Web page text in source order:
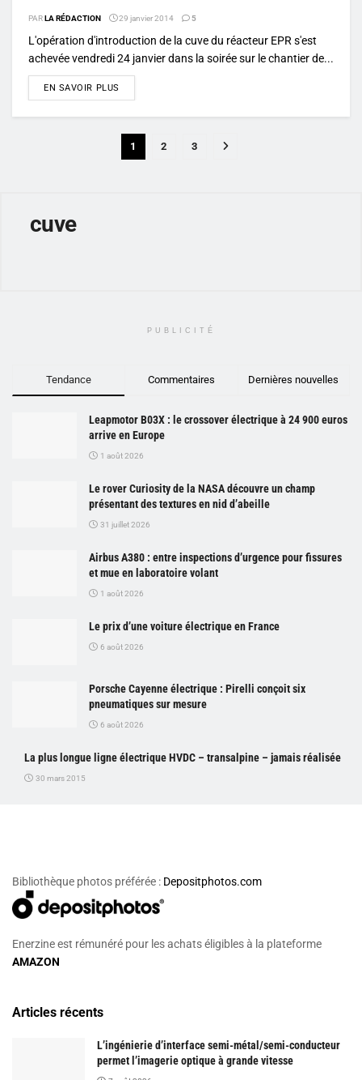
PARLA RÉDACTION 29 janvier 2014 5
L'opération d'introduction de la cuve du réacteur EPR s'est
achevée vendredi 24 janvier dans la soirée sur le chantier de...
EN SAVOIR PLUS
1 2 3
cuve
PUBLICITÉ
Tendance Commentaires Dernières nouvelles
Leapmotor B03X : le crossover électrique à 24 900 euros
arrive en Europe
1 août 2026
Le rover Curiosity de la NASA découvre un champ
présentant des textures en nid d’abeille
31 juillet 2026
Airbus A380 : entre inspections d’urgence pour fissures
et mue en laboratoire volant
1 août 2026
Le prix d’une voiture électrique en France
6 août 2026
Porsche Cayenne électrique : Pirelli conçoit six
pneumatiques sur mesure
6 août 2026
La plus longue ligne électrique HVDC – transalpine – jamais réalisée
30 mars 2015
Bibliothèque photos préférée : Depositphotos.com
Enerzine est rémunéré pour les achats éligibles à la plateforme
AMAZON
Articles récents
L’ingénierie d’interface semi-métal/semi-conducteur
permet l’imagerie optique à grande vitesse